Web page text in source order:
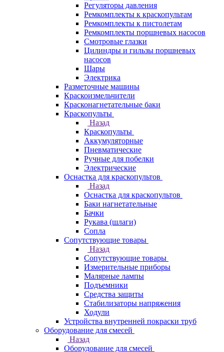
Регуляторы давления
Ремкомплекты к краскопультам
Ремкомплекты к пистолетам
Ремкомплекты поршневых насосов
Смотровые глазки
Цилиндры и гильзы поршневых
насосов
Шары
Электрика
Разметочные машины
Краскоизмельчители
Красконагнетательные баки
Краскопульты
Назад
Краскопульты
Аккумуляторные
Пневматические
Ручные для побелки
Электрические
Оснастка для краскопультов
Назад
Оснастка для краскопультов
Баки нагнетательные
Бачки
Рукава (шлаги)
Сопла
Сопутствующие товары
Назад
Сопутствующие товары
Измерительные приборы
Малярные лампы
Подъемники
Средства защиты
Стабилизаторы напряжения
Ходули
Устройства внутренней покраски труб
Оборудование для смесей
Назад
Оборудование для смесей